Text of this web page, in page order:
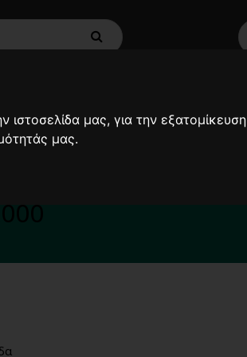
ιστοσελίδα μας, για την εξατομίκευση
μας.
Electric
Scooters
!